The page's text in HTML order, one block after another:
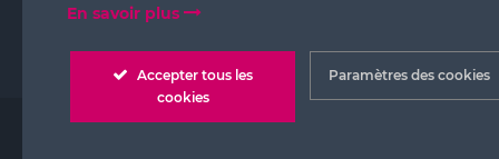
En savoir plus
Accepter tous les
cookies
Paramètres des cookies